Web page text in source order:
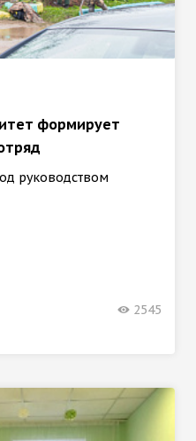
формирует
руководством
2545